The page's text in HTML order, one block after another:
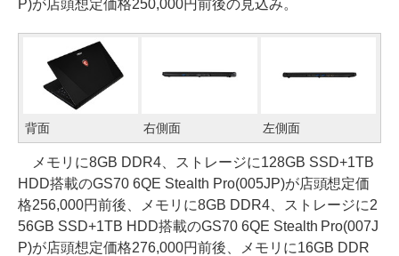
P)が店頭想定価格250,000円前後の見込み。
背面 右側面 左側面
メモリに8GB DDR4、ストレージに128GB SSD+1TB
HDD搭載のGS70 6QE Stealth Pro(005JP)が店頭想定価
格256,000円前後、メモリに8GB DDR4、ストレージに2
56GB SSD+1TB HDD搭載のGS70 6QE Stealth Pro(007J
P)が店頭想定価格276,000円前後、メモリに16GB DDR